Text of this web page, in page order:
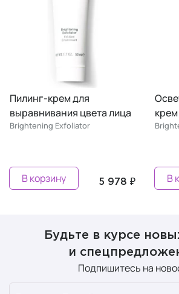
Осветляющий дневной
крем SPF 20
Brightening Day Protection
6 954 ₽
В корзину
Будьте в курсе
и
Подпишитесь на